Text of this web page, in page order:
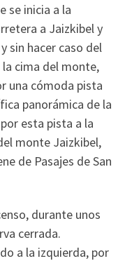
se inicia a la
a Jaizkibel y
sin hacer caso del
cima del monte,
una cómoda pista
panorámica de la
esta pista a la
monte Jaizkibel,
de Pasajes de San
durante unos
cerrada.
a la izquierda, por